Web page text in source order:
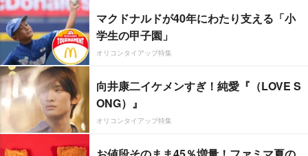
マクドナルドが40年にわたり支える「小
学生の甲子園」
オリコンタイアップ特集
向井康二イケメンすぎ！純愛『（LOVE S
ONG）』
オリコンタイアップ特集